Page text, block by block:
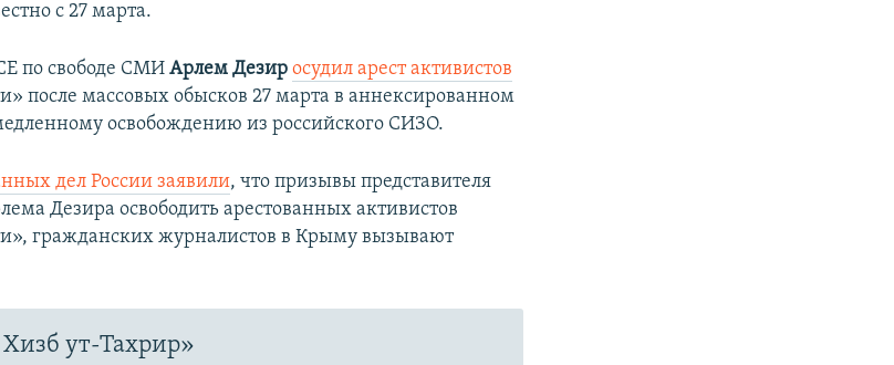
с 27 марта.
по свободе СМИАрлем Дезир осудил арест активистов
после массовых обысков 27 марта в аннексированном
освобождению из российского СИЗО.
дел России заявили, что призывы представителя
Дезира освободить арестованных активистов
гражданских журналистов в Крыму вызывают
ут-Тахрир»